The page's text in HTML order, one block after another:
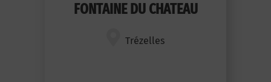
FONTAINE DU CHATEAU
Trézelles